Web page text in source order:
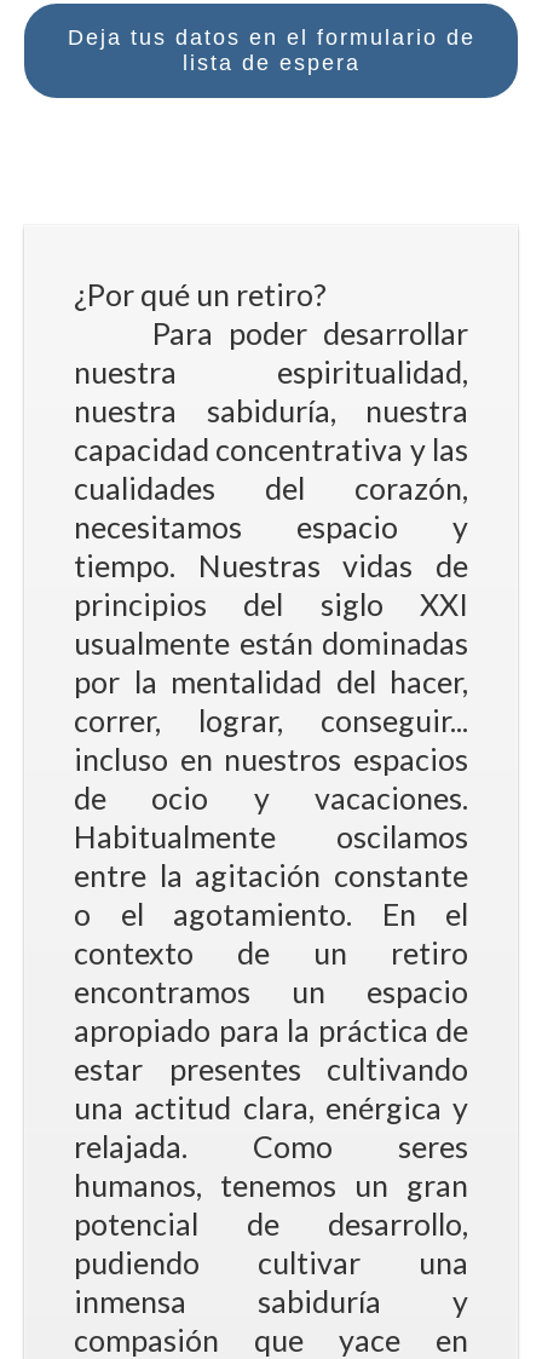
Deja tus datos en el formulario de
lista de espera
¿Por qué un retiro?
Para poder desarrollar
nuestra espiritualidad,
nuestra sabiduría, nuestra
capacidad concentrativa y las
cualidades del corazón,
necesitamos espacio y
tiempo. Nuestras vidas de
principios del siglo XXI
usualmente están dominadas
por la mentalidad del hacer,
correr, lograr, conseguir...
incluso en nuestros espacios
de ocio y vacaciones.
Habitualmente oscilamos
entre la agitación constante
o el agotamiento. En el
contexto de un retiro
encontramos un espacio
apropiado para la práctica de
estar presentes cultivando
una actitud clara, enérgica y
relajada. Como seres
humanos, tenemos un gran
potencial de desarrollo,
pudiendo cultivar una
inmensa sabiduría y
compasión que yace en